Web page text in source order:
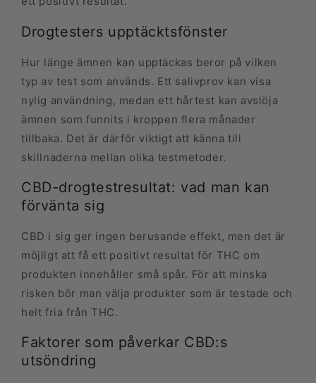
Drogtesters upptäcktsfönster
Hur länge ämnen kan upptäckas beror på vilken
typ av test som används. Ett salivprov kan visa
nylig användning, medan ett hårtest kan avslöja
ämnen som funnits i kroppen flera månader
tillbaka. Det är därför viktigt att känna till
skillnaderna mellan olika testmetoder.
CBD-drogtestresultat: vad man kan
förvänta sig
CBD i sig ger ingen berusande effekt, men det är
möjligt att få ett positivt resultat för THC om
produkten innehåller små spår. För att minska
risken bör man välja produkter som är testade och
helt fria från THC.
Faktorer som påverkar CBD:s
utsöndring